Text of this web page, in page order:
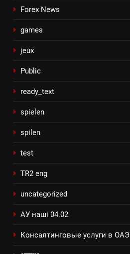
Forex News
games
jeux
Public
ready_text
spielen
spilen
test
TR2 eng
uncategorized
АУ наші 04.02
Консалтинговые услуги в ОАЭ